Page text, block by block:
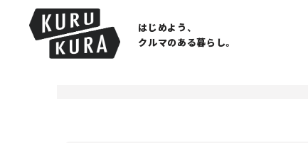
はじめよう、
クルマのある暮らし。